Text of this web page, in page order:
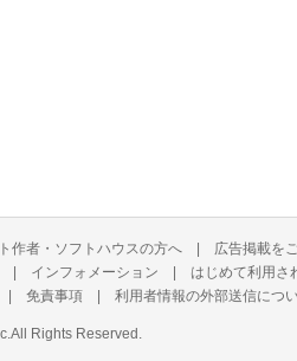
作者・ソフトハウスの方へ | 広告掲載を
| インフォメーション | はじめて利用さ
| 免責事項 | 利用者情報の外部送信につ
All Rights Reserved.